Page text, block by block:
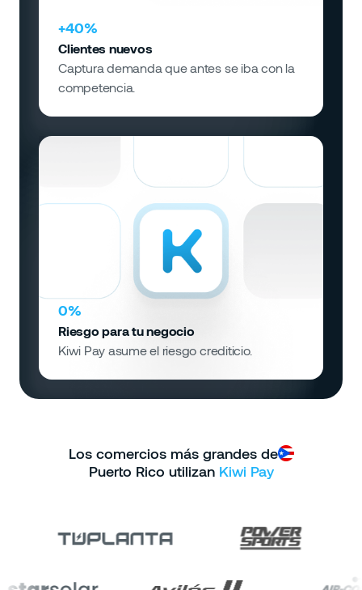
+40%
Clientes nuevos
Captura demanda que antes se iba con la
competencia.
0%
Riesgo para tu negocio
Kiwi Pay asume el riesgo crediticio.
Los comercios más grandes de
Puerto Rico utilizan Kiwi Pay